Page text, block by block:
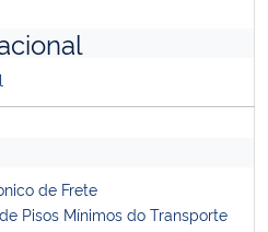
de Frete
Pisos Mínimos do Transporte